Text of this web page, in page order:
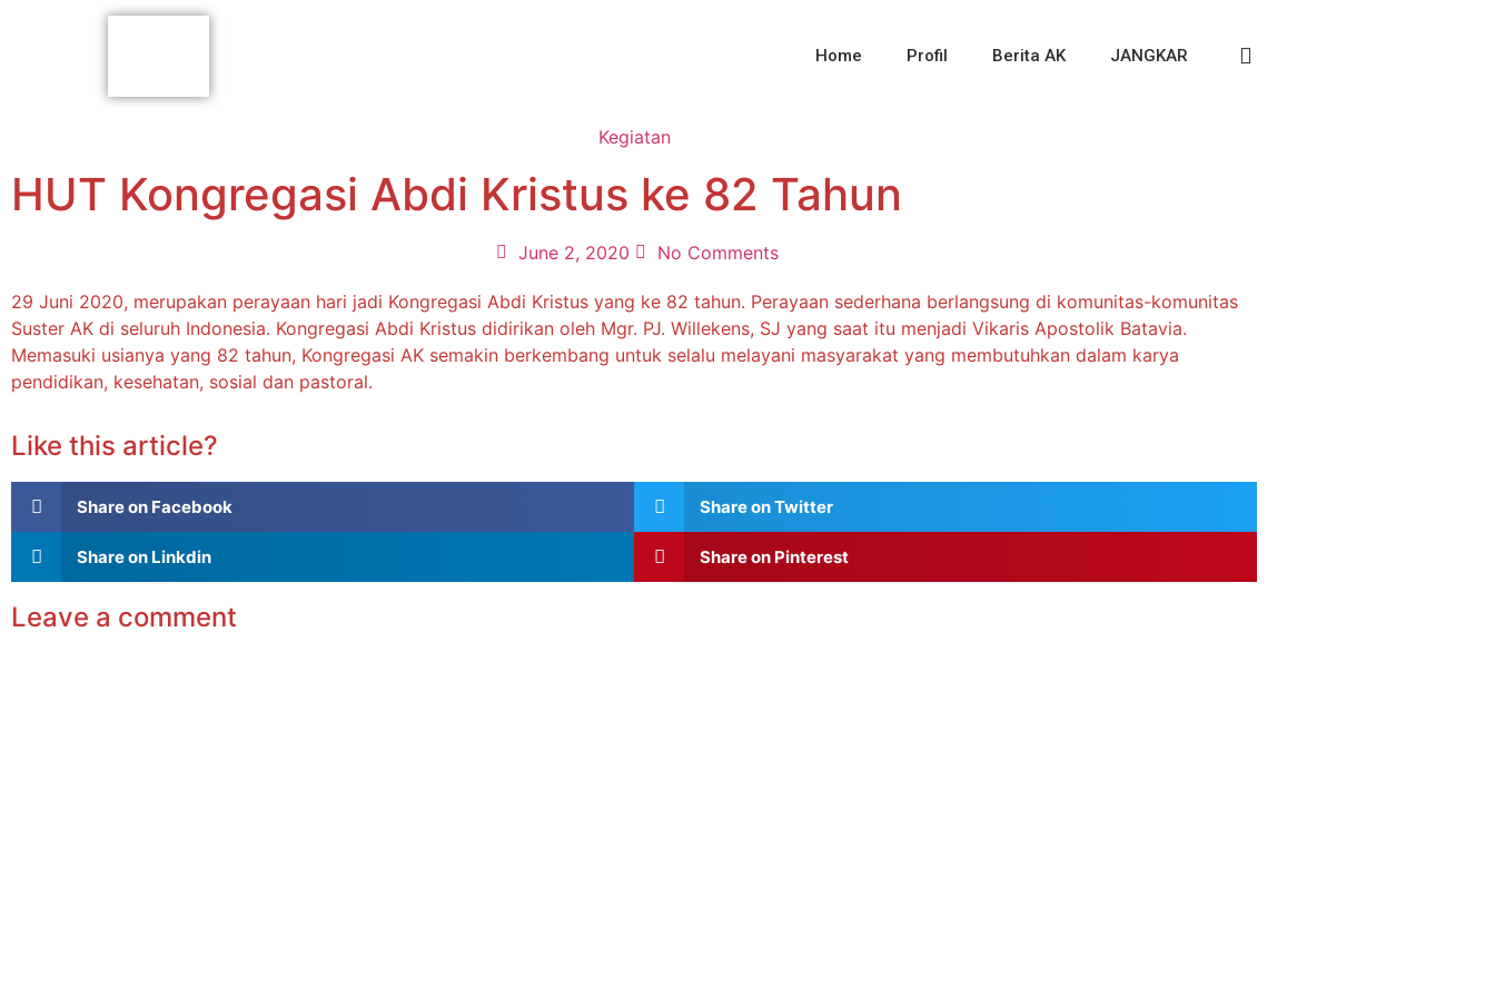
Home Profil Berita AK JANGKAR
Kegiatan
HUT Kongregasi Abdi Kristus ke 82 Tahun
June 2, 2020 No Comments
29 Juni 2020, merupakan perayaan hari jadi Kongregasi Abdi Kristus yang ke 82 tahun. Perayaan sederhana berlangsung di komunitas-komunitas
Suster AK di seluruh Indonesia. Kongregasi Abdi Kristus didirikan oleh Mgr. PJ. Willekens, SJ yang saat itu menjadi Vikaris Apostolik Batavia.
Memasuki usianya yang 82 tahun, Kongregasi AK semakin berkembang untuk selalu melayani masyarakat yang membutuhkan dalam karya
pendidikan, kesehatan, sosial dan pastoral.
Like this article?
Share on Facebook Share on Twitter
Share on Linkdin Share on Pinterest
Leave a comment